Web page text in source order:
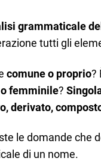
grammaticale
tutti gli
comune o proprio?
femminile?
derivato,
le domande che
di un nome.